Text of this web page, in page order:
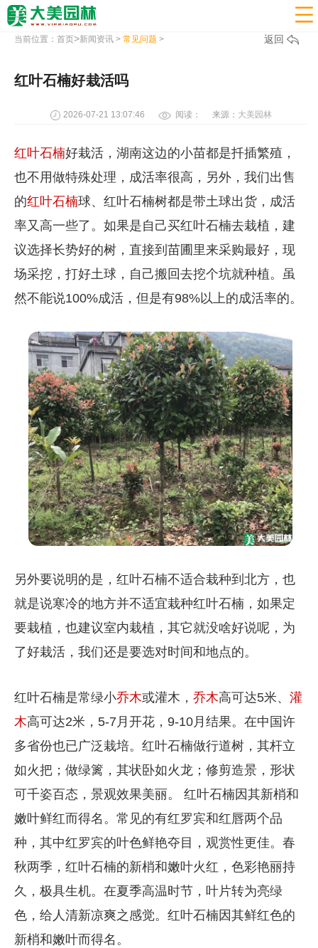

当前位置： 首页>新闻资讯> 常见问题 > 返回
红叶石楠好栽活吗
2026-07-21 13:07:46 阅读： 来源： 大美园林
红叶石楠好栽活，湖南这边的小苗都是扦插繁殖，
也不用做特殊处理，成活率很高，另外，我们出售
的红叶石楠球、红叶石楠树都是带土球出货，成活
率又高一些了。如果是自己买红叶石楠去栽植，建
议选择长势好的树，直接到苗圃里来采购最好，现
场采挖，打好土球，自己搬回去挖个坑就种植。虽
然不能说100%成活，但是有98%以上的成活率的。
另外要说明的是，红叶石楠不适合栽种到北方，也
就是说寒冷的地方并不适宜栽种红叶石楠，如果定
要栽植，也建议室内栽植，其它就没啥好说呢，为
了好栽活，我们还是要选对时间和地点的。
红叶石楠是常绿小乔木或灌木， 乔木高可达5米、 灌
木高可达2米，5-7月开花，9-10月结果。在中国许
多省份也已广泛栽培。红叶石楠做行道树，其杆立
如火把；做绿篱，其状卧如火龙；修剪造景，形状
可千姿百态，景观效果美丽。 红叶石楠因其新梢和
嫩叶鲜红而得名。常见的有红罗宾和红唇两个品
种，其中红罗宾的叶色鲜艳夺目，观赏性更佳。春
秋两季，红叶石楠的新梢和嫩叶火红，色彩艳丽持
久，极具生机。在夏季高温时节，叶片转为亮绿
色，给人清新凉爽之感觉。红叶石楠因其鲜红色的
新梢和嫩叶而得名。